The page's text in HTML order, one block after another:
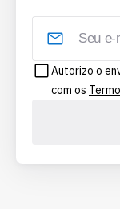
Autorizo o
com os